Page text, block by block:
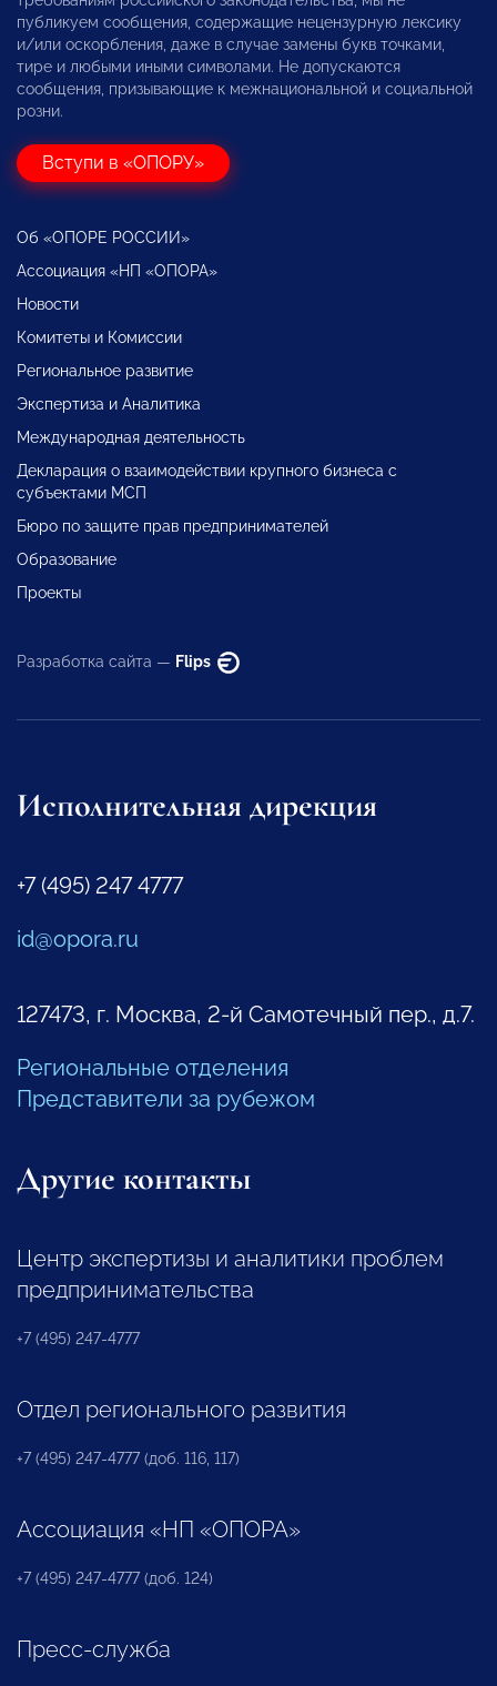
публикуем сообщения, содержащие нецензурную лексику
и/или оскорбления, даже в случае замены букв точками,
тире и любыми иными символами. Не допускаются
сообщения, призывающие к межнациональной и социальной
розни.
Вступи в «ОПОРУ»
Об «ОПОРЕ РОССИИ»
Ассоциация «НП «ОПОРА»
Новости
Комитеты и Комиссии
Региональное развитие
Экспертиза и Аналитика
Международная деятельность
Декларация о взаимодействии крупного бизнеса с
субъектами МСП
Бюро по защите прав предпринимателей
Образование
Проекты
Разработка сайта — Flips
Исполнительная дирекция
+7 (495) 247 4777
id@opora.ru
127473, г. Москва, 2-й Самотечный пер., д.7.
Региональные отделения
Представители за рубежом
Другие контакты
Центр экспертизы и аналитики проблем
предпринимательства
+7 (495) 247-4777
Отдел регионального развития
+7 (495) 247-4777 (доб. 116, 117)
Ассоциация «НП «ОПОРА»
+7 (495) 247-4777 (доб. 124)
Пресс-служба